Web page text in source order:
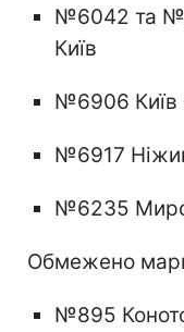
№6042 та
Київ
№6906 Київ
№6917
№6235
Обмежено
№895